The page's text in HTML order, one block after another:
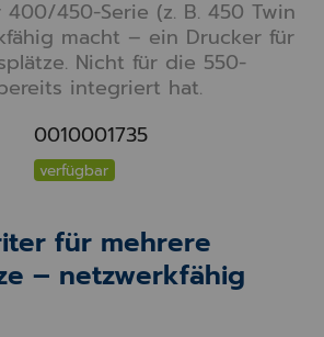
450-Serie (z. B. 450 Twin
macht – ein Drucker für
Nicht für die 550-
integriert hat.
0010001735
verfügbar
für mehrere
– netzwerkfähig